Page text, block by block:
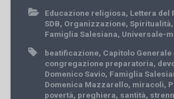
Educazione religiosa, Lettera del
SDB, Organizzazione, Spiritualità,
Famiglia Salesiana, Universale-
beatificazione, Capitolo Generale
congregazione preparatoria,
Domenico Savio, Famiglia
Domenica Mazzarello, miracoli,
povertà, preghiera, santità,